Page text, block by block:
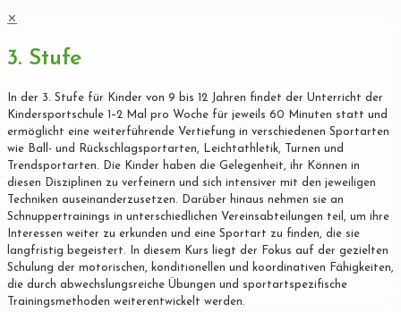
✕
3. Stufe
In der 3. Stufe für Kinder von 9 bis 12 Jahren findet der Unterricht der
Kindersportschule 1–2 Mal pro Woche für jeweils 60 Minuten statt und
ermöglicht eine weiterführende Vertiefung in verschiedenen Sportarten
wie Ball- und Rückschlagsportarten, Leichtathletik, Turnen und
Trendsportarten. Die Kinder haben die Gelegenheit, ihr Können in
diesen Disziplinen zu verfeinern und sich intensiver mit den jeweiligen
Techniken auseinanderzusetzen. Darüber hinaus nehmen sie an
Schnuppertrainings in unterschiedlichen Vereinsabteilungen teil, um ihre
Interessen weiter zu erkunden und eine Sportart zu finden, die sie
langfristig begeistert. In diesem Kurs liegt der Fokus auf der gezielten
Schulung der motorischen, konditionellen und koordinativen Fähigkeiten,
die durch abwechslungsreiche Übungen und sportartspezifische
Trainingsmethoden weiterentwickelt werden.